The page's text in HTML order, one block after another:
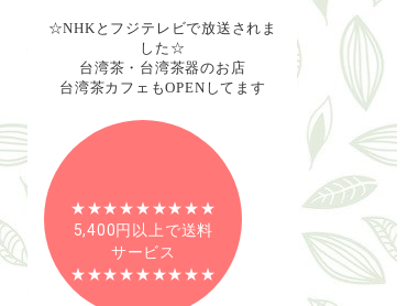
☆NHKとフジテレビで放送されま
した☆
台湾茶・台湾茶器のお店
台湾茶カフェもOPENしてます
★★★★★★★★★
5,400円以上で送料
サービス
★★★★★★★★★